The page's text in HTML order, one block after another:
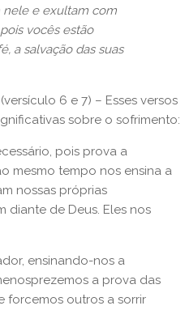
nele e exultam com
vocês estão
a salvação das suas
(versículo 6 e 7) – Esses versos
sobre o sofrimento:
pois prova a
mesmo tempo nos ensina a
nossas próprias
diante de Deus. Eles nos
ensinando-nos a
a prova das
forcemos outros a sorrir